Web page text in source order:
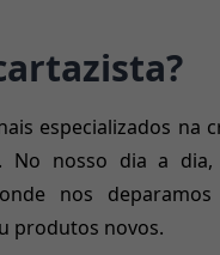
especializados na
No nosso dia a
nos
produtos novos.